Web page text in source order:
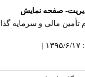
در ایران